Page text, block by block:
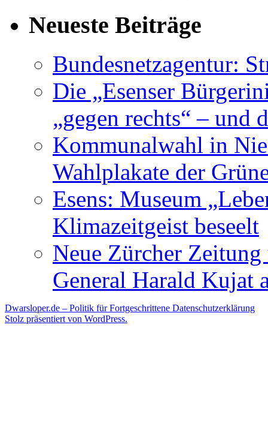
Neueste Beiträge
Bundesnetzagentur:
Die „Esenser
„gegen rechts“ – und
Kommunalwahl in
Wahlplakate der
Esens: Museum
Klimazeitgeist beseelt
Neue Zürcher
General Harald Kujat
Dwarsloper.de – Politik für Fortgeschrittene Datenschutzerklärung
Stolz präsentiert von WordPress.